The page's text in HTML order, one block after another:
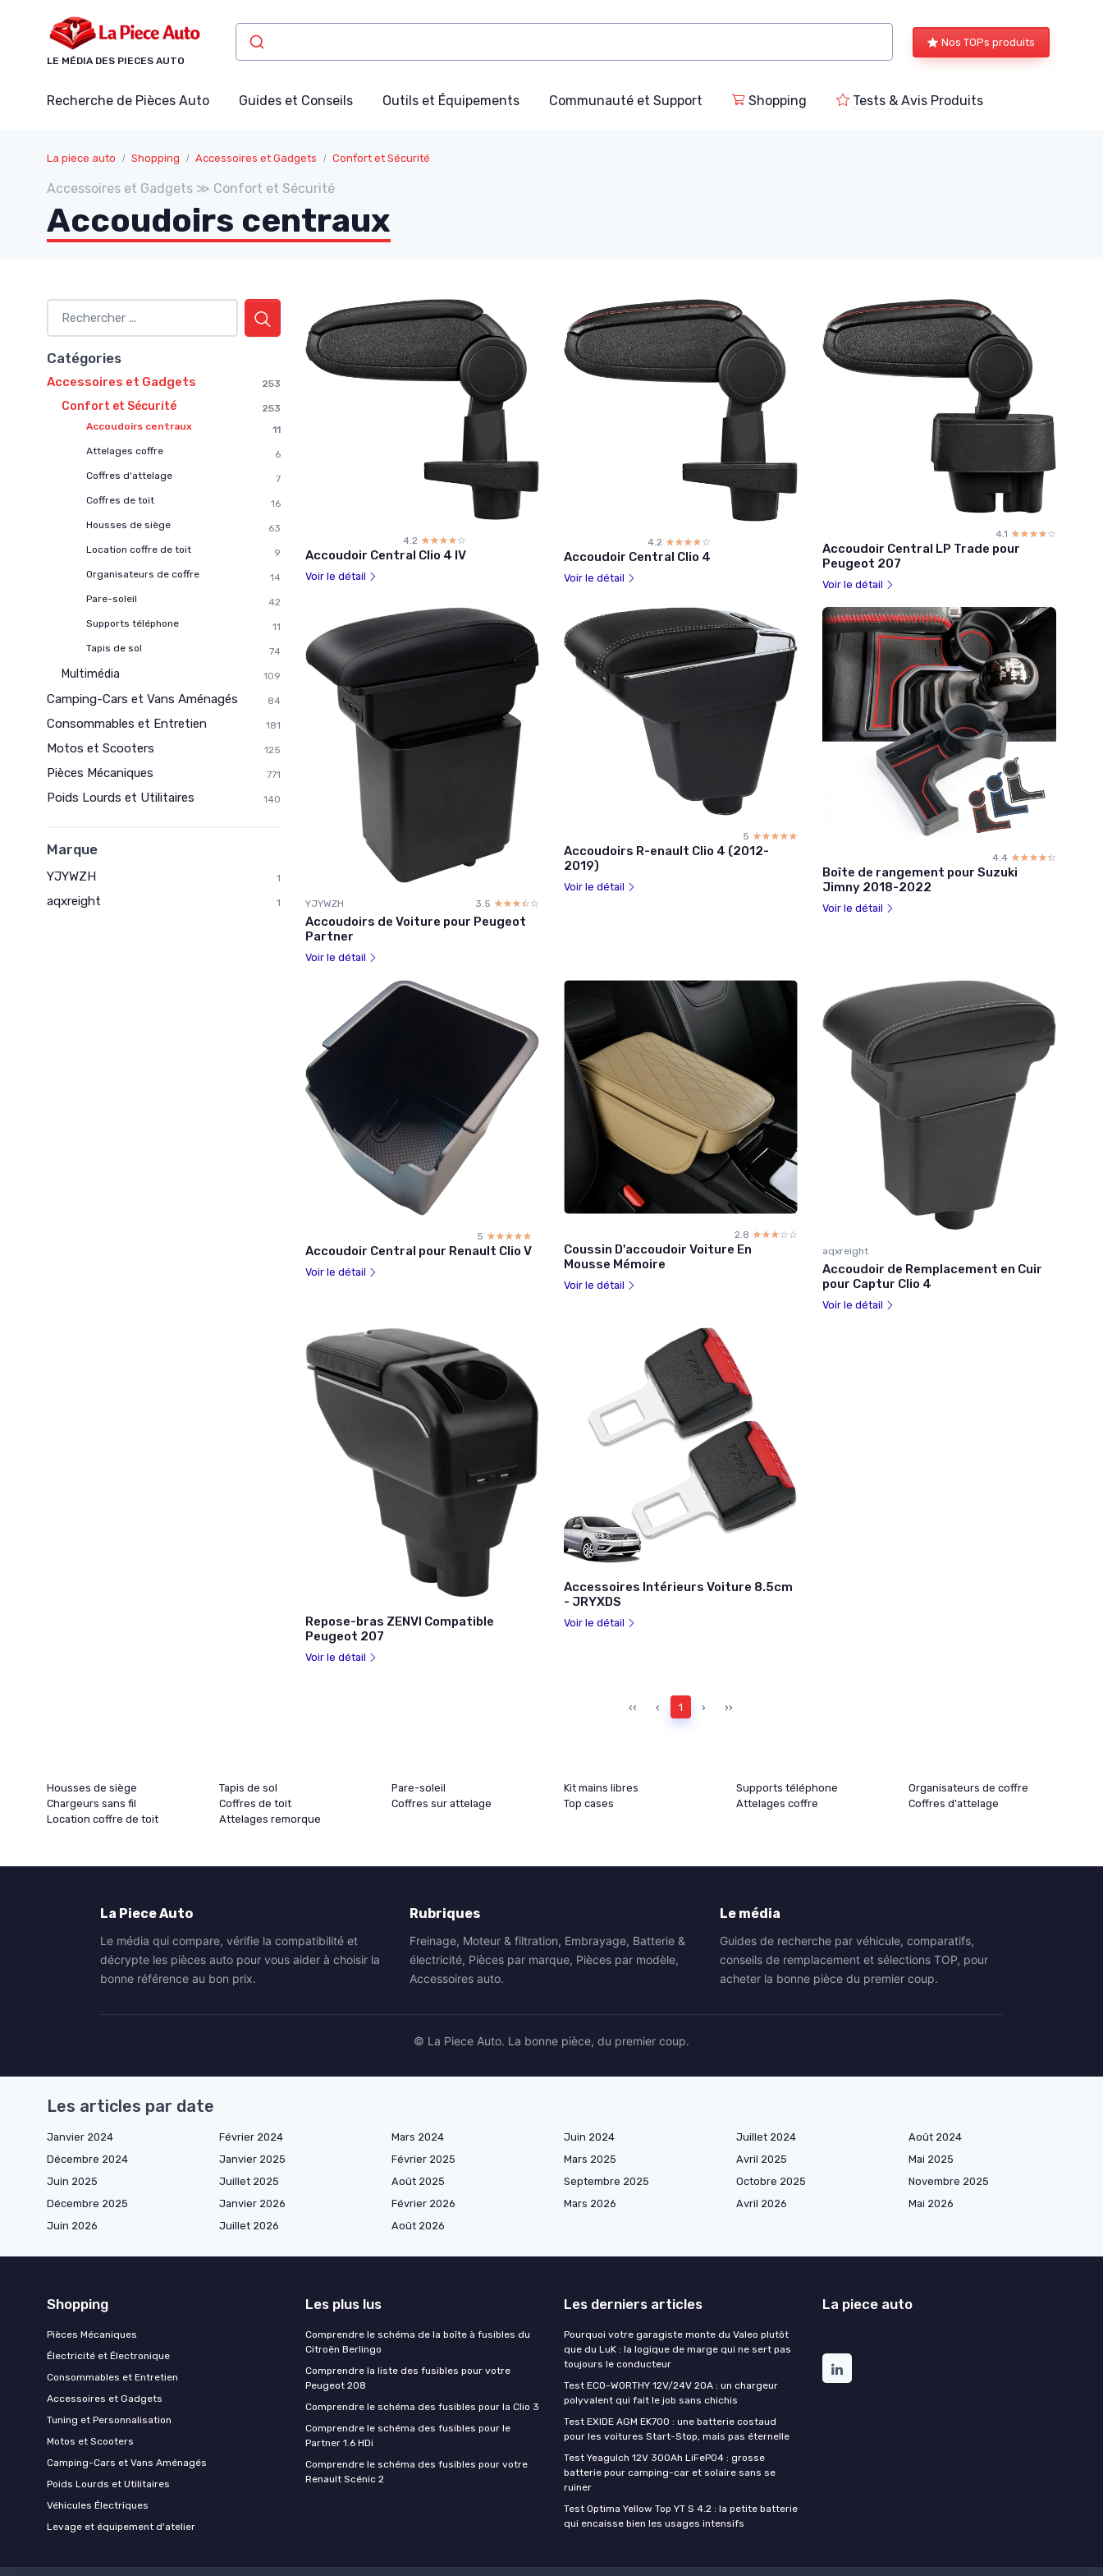
LE MÉDIA DES PIECES AUTO
Nos TOPs produits
Recherche de Pièces Auto Guides et Conseils Outils et Équipements Communauté et Support Shopping Tests & Avis Produits
La piece auto Shopping Accessoires et Gadgets Confort et Sécurité
Accessoires et Gadgets ≫ Confort et Sécurité
Accoudoirs centraux
Catégories
Accessoires et Gadgets 253
Confort et Sécurité
253
Accoudoirs centraux
11
Attelages coffre
6
Coffres d'attelage
7
Coffres de toit
16
Housses de siège
63
Location coffre de toit
9
Organisateurs de coffre
14
Pare-soleil
42
Supports téléphone
11
Tapis de sol
74
Multimédia 109
Camping-Cars et Vans Aménagés 84
Consommables et Entretien 181
Motos et Scooters 125
Pièces Mécaniques 771
Poids Lourds et Utilitaires 140
Marque
YJYWZH 1
aqxreight 1
4.2 ☆☆☆☆☆
★★★★★
Accoudoir Central Clio 4 IV
Voir le détail
4.2 ☆☆☆☆☆
★★★★★
Accoudoir Central Clio 4
Voir le détail
4.1 ☆☆☆☆☆
★★★★★
Accoudoir Central LP Trade pour
Peugeot 207
Voir le détail
YJYWZH 3.5 ☆☆☆☆☆
★★★★★
Accoudoirs de Voiture pour Peugeot
Partner
Voir le détail
5 ☆☆☆☆☆
★★★★★
Accoudoirs R-enault Clio 4 (2012-
2019)
Voir le détail
4.4 ☆☆☆☆☆
★★★★★
Boîte de rangement pour Suzuki
Jimny 2018-2022
Voir le détail
5 ☆☆☆☆☆
★★★★★
Accoudoir Central pour Renault Clio V
Voir le détail
2.8 ☆☆☆☆☆
★★★★★
Coussin D'accoudoir Voiture En
Mousse Mémoire
Voir le détail
aqxreight
Accoudoir de Remplacement en Cuir
pour Captur Clio 4
Voir le détail
Repose-bras ZENVI Compatible
Peugeot 207
Voir le détail
Accessoires Intérieurs Voiture 8.5cm
- JRYXDS
Voir le détail
‹‹ ‹ 1 › ››
Housses de siège Tapis de sol Pare-soleil Kit mains libres Supports téléphone
Organisateurs de coffre
Chargeurs sans fil
Coffres de toit Coffres sur attelage Top cases Attelages coffre
Coffres d'attelage
Location coffre de toit
Attelages remorque
La Piece Auto
Le média qui compare, vérifie la compatibilité et
décrypte les pièces auto pour vous aider à choisir la
bonne référence au bon prix.
Rubriques
Freinage, Moteur & filtration, Embrayage, Batterie &
électricité, Pièces par marque, Pièces par modèle,
Accessoires auto.
Le média
Guides de recherche par véhicule, comparatifs,
conseils de remplacement et sélections TOP, pour
acheter la bonne pièce du premier coup.
© La Piece Auto. La bonne pièce, du premier coup.
Les articles par date
Janvier 2024 Février 2024 Mars 2024 Juin 2024 Juillet 2024
Août 2024
Décembre 2024
Janvier 2025 Février 2025 Mars 2025 Avril 2025
Mai 2025
Juin 2025
Juillet 2025 Août 2025 Septembre 2025 Octobre 2025
Novembre 2025
Décembre 2025
Janvier 2026 Février 2026 Mars 2026 Avril 2026
Mai 2026
Juin 2026
Juillet 2026 Août 2026
Shopping
Pièces Mécaniques
Électricité et Électronique
Consommables et Entretien
Accessoires et Gadgets
Tuning et Personnalisation
Motos et Scooters
Camping-Cars et Vans Aménagés
Poids Lourds et Utilitaires
Véhicules Électriques
Levage et équipement d'atelier
Les plus lus
Comprendre le schéma de la boîte à fusibles du
Citroën Berlingo
Comprendre la liste des fusibles pour votre
Peugeot 208
Comprendre le schéma des fusibles pour la Clio 3
Comprendre le schéma des fusibles pour le
Partner 1.6 HDi
Comprendre le schéma des fusibles pour votre
Renault Scénic 2
Les derniers articles
Pourquoi votre garagiste monte du Valeo plutôt
que du LuK : la logique de marge qui ne sert pas
toujours le conducteur
Test ECO-WORTHY 12V/24V 20A : un chargeur
polyvalent qui fait le job sans chichis
Test EXIDE AGM EK700 : une batterie costaud
pour les voitures Start-Stop, mais pas éternelle
Test Yeagulch 12V 300Ah LiFePO4 : grosse
batterie pour camping-car et solaire sans se
ruiner
Test Optima Yellow Top YT S 4.2 : la petite batterie
qui encaisse bien les usages intensifs
La piece auto